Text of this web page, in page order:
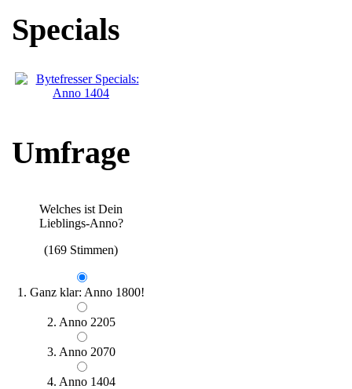
Specials
Umfrage
Welches ist Dein
Lieblings-Anno?
(169 Stimmen)
1. Ganz klar: Anno 1800!
2. Anno 2205
3. Anno 2070
4. Anno 1404